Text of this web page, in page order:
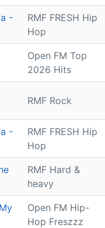
-
RMF FRESH Hip
Hop
Open FM Top
2026 Hits
RMF Rock
-
RMF FRESH Hip
Hop
RMF Hard &
heavy
Open FM Hip-
Hop Freszzz